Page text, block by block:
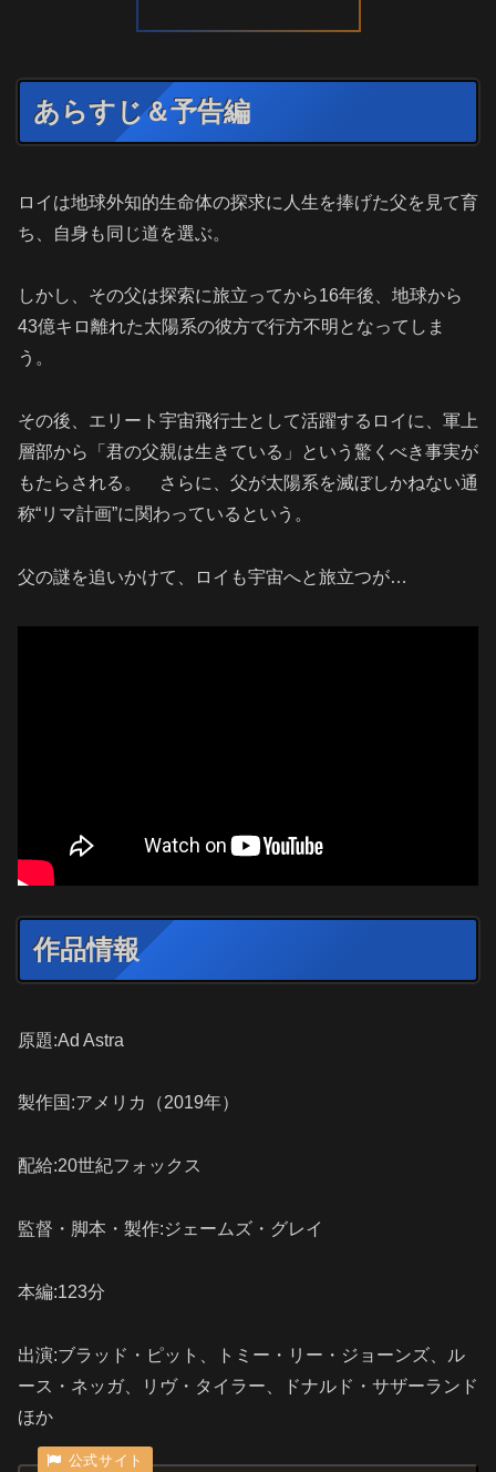
あらすじ＆予告編
ロイは地球外知的生命体の探求に人生を捧げた父を見て育
ち、自身も同じ道を選ぶ。
しかし、その父は探索に旅立ってから16年後、地球から
43億キロ離れた太陽系の彼方で行方不明となってしま
う。
その後、エリート宇宙飛行士として活躍するロイに、軍上
層部から「君の父親は生きている」という驚くべき事実が
もたらされる。 さらに、父が太陽系を滅ぼしかねない通
称“リマ計画”に関わっているという。
父の謎を追いかけて、ロイも宇宙へと旅立つが…
作品情報
原題:Ad Astra
製作国:アメリカ（2019年）
配給:20世紀フォックス
監督・脚本・製作:ジェームズ・グレイ
本編:123分
出演:ブラッド・ピット、トミー・リー・ジョーンズ、ル
ース・ネッガ、リヴ・タイラー、ドナルド・サザーランド
ほか